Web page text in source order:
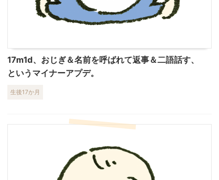
17m1d、おじぎ＆名前を呼ばれて返事＆二語話す、
というマイナーアプデ。
生後17か月